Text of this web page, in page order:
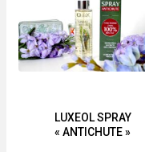
LUXEOL SPRAY
« ANTICHUTE »